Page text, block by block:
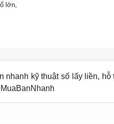
lớn,
kỹ thuật số lấy liền,